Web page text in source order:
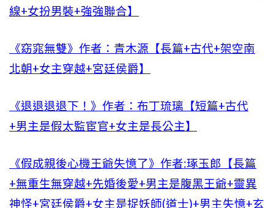
線+女扮男裝+強強聯合】
《窈窕無雙》作者：青木源【長篇+古代+架空南
北朝+女主穿越+宮廷侯爵】
《退退退退下！》作者：布丁琉璃【短篇+古代
+男主是假太監宦官+女主是長公主】
《假成親後心機王爺失憶了》作者:琢玉郎【長篇
+無重生無穿越+先婚後愛+男主是腹黑王爺+靈異
神怪+宮廷侯爵+女主是捉妖師(道士)+男主失憶+玄